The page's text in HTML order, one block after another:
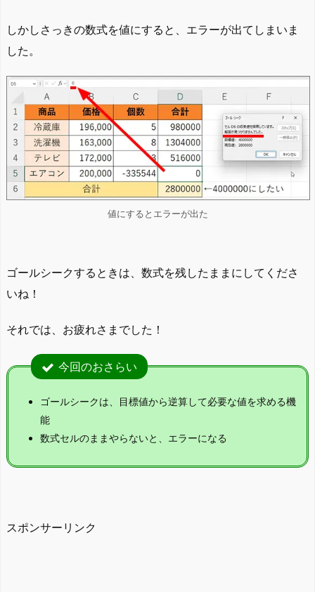
しかしさっきの数式を値にすると、エラーが出てしまいま
した。
値にするとエラーが出た
ゴールシークするときは、数式を残したままにしてくださ
いね！
それでは、お疲れさまでした！
今回のおさらい
ゴールシークは、目標値から逆算して必要な値を求める機
能
数式セルのままやらないと、エラーになる
スポンサーリンク